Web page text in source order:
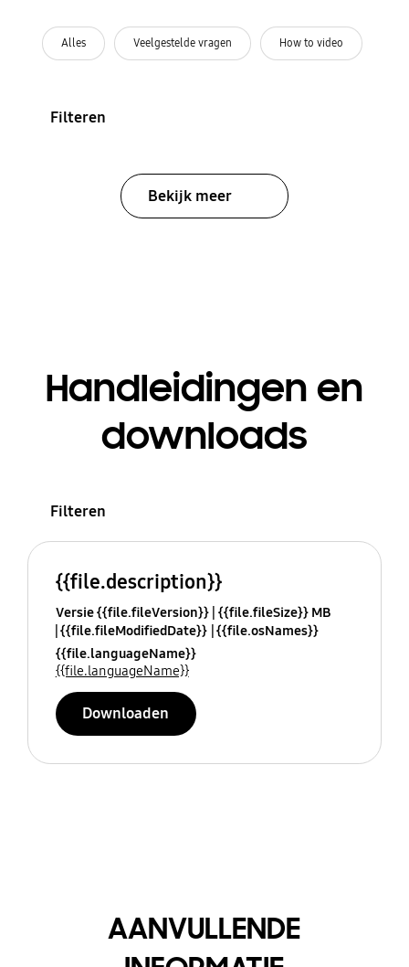
Alles Veelgestelde vragen How to video
Filteren
Bekijk meer
Handleidingen en
downloads
Filteren
{{file.description}}
Versie {{file.fileVersion}} {{file.fileSize}} MB
{{file.fileModifiedDate}} {{file.osNames}}
{{file.languageName}}
{{file.languageName}}
Downloaden
AANVULLENDE